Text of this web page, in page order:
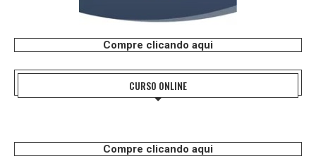
Compre clicando aqui
CURSO ONLINE
Compre clicando aqui